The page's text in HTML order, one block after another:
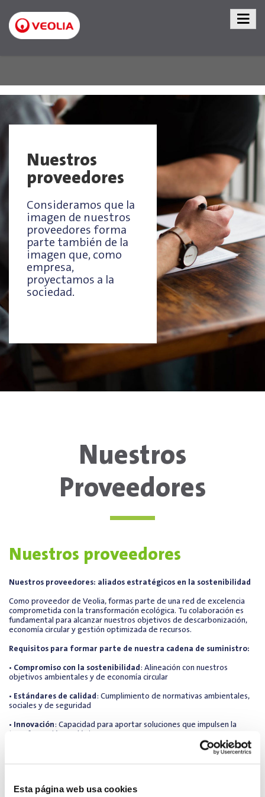
Esta página web usa cookies
Nuestros
proveedores
Consideramos que la
imagen de nuestros
proveedores forma
parte también de la
imagen que, como
empresa,
proyectamos a la
sociedad.
Nuestros
Proveedores
Nuestros proveedores
Nuestros proveedores: aliados estratégicos en la sostenibilidad
Como proveedor de Veolia, formas parte de una red de excelencia
comprometida con la transformación ecológica. Tu colaboración es
fundamental para alcanzar nuestros objetivos de descarbonización,
economía circular y gestión optimizada de recursos.
Requisitos para formar parte de nuestra cadena de suministro:
• Compromiso con la sostenibilidad: Alineación con nuestros
objetivos ambientales y de economía circular
• Estándares de calidad: Cumplimiento de normativas ambientales,
sociales y de seguridad
• Innovación: Capacidad para aportar soluciones que impulsen la
transformación ecológica
: Prácticas empresariales responsables y
trazabilidad en toda la cadena de valor
energía y materiales